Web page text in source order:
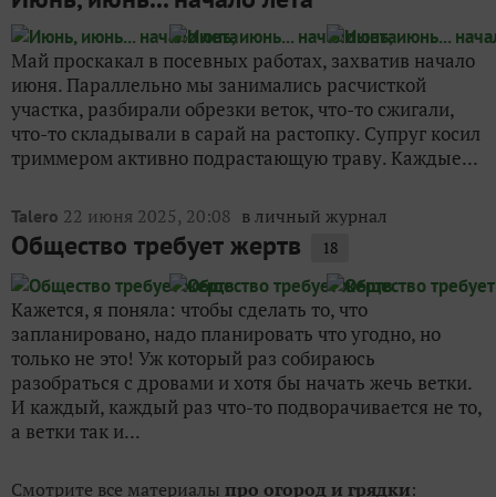
Кажется, я поняла: чтобы сделать то, что
запланировано, надо планировать что угодно, но
только не это! Уж который раз собираюсь
разобраться с дровами и хотя бы начать жечь ветки.
И каждый, каждый раз что-то подворачивается не то,
а ветки так и...
Смотрите все материалыпро огород и грядки
Смотреть все
Попробуйте искать материалы нашего клуба с
помощью Яндекс.Поиск!